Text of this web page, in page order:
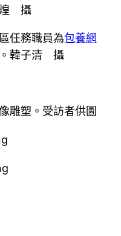
煌 攝
任務職員為包養網
。韓子清 攝
雕塑。受訪者供圖